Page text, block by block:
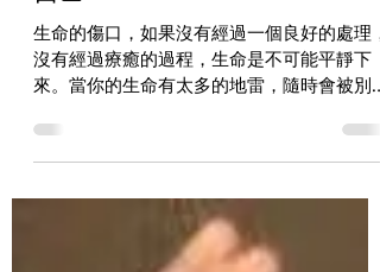
【認識自己百分百】如何了解
自己
生命的傷口，如果沒有經過一個良好的處理，
沒有經過療癒的過程，生命是不可能平靜下